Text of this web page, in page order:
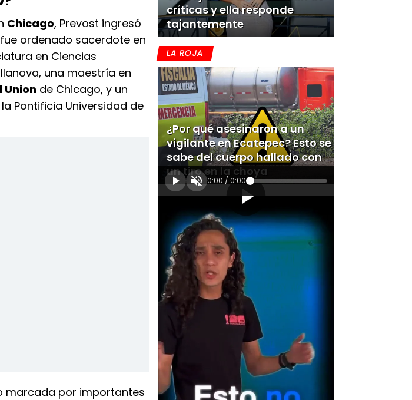
Chicago, Prevost ingresó
fue ordenado sacerdote en
en Ciencias
una maestría en
Union de Chicago, y un
Pontificia Universidad de
marcada por importantes
críticas y ella responde
tajantemente
LA ROJA
¿Por qué asesinaron a un
vigilante en Ecatepec? Esto se
sabe del cuerpo hallado con
un tiro en la choya
0:00 / 0:00
[Publicidad]